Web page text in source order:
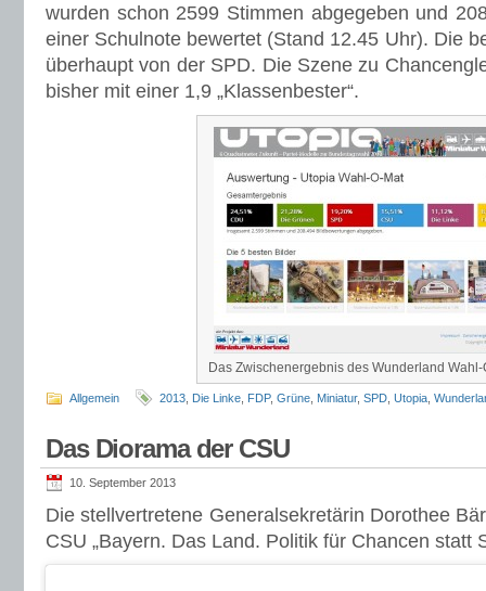
wurden schon 2599 Stimmen abgegeben und
einer Schulnote bewertet (Stand 12.45 Uhr). Die
überhaupt von der SPD. Die Szene zu
bisher mit einer 1,9 „Klassenbester“.
Das Zwischenergebnis des Wunderland Wahl-
Allgemein 2013 Die Linke FDP, Grüne Miniatur, SPD Utopia
Das Diorama der CSU
10. September 2013
Die stellvertretene Generalsekretärin Dorothee
CSU „Bayern. Das Land. Politik für Chancen statt